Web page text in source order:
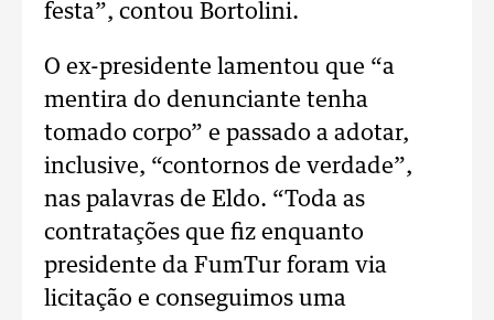
festa”, contou Bortolini.
O ex-presidente lamentou que “a
mentira do denunciante tenha
tomado corpo” e passado a adotar,
inclusive, “contornos de verdade”,
nas palavras de Eldo. “Toda as
contratações que fiz enquanto
presidente da FumTur foram via
licitação e conseguimos uma